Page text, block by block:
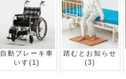
自動ブレーキ車
いす (1)
踏むとお知らせ
(3)